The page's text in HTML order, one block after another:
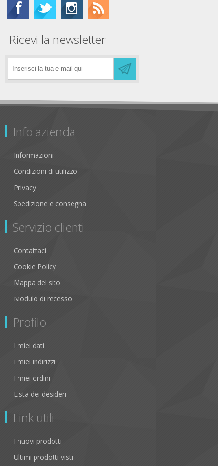
Ricevi la newsletter
Info azienda
Informazioni
Condizioni di utilizzo
Privacy
Spedizione e consegna
Servizio clienti
Contattaci
Cookie Policy
Mappa del sito
Modulo di recesso
Profilo
I miei dati
I miei indirizzi
I miei ordini
Lista dei desideri
Link utili
I nuovi prodotti
Ultimi prodotti visti